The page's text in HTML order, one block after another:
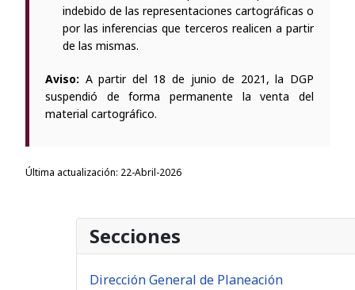
indebido de las representaciones cartográficas o
por las inferencias que terceros realicen a partir
de las mismas.
Aviso: A partir del 18 de junio de 2021, la DGP
suspendió de forma permanente la venta del
material cartográfico.
Última actualización: 22-Abril-2026
Secciones
Dirección General de Planeación